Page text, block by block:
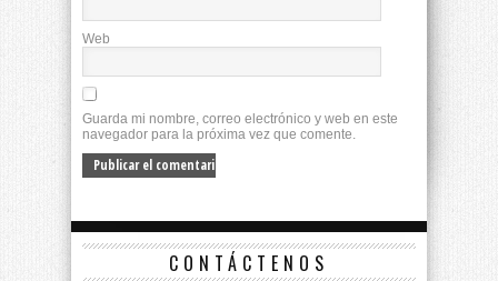
Web
Guarda mi nombre, correo electrónico y web en este
navegador para la próxima vez que comente.
CONTÁCTENOS